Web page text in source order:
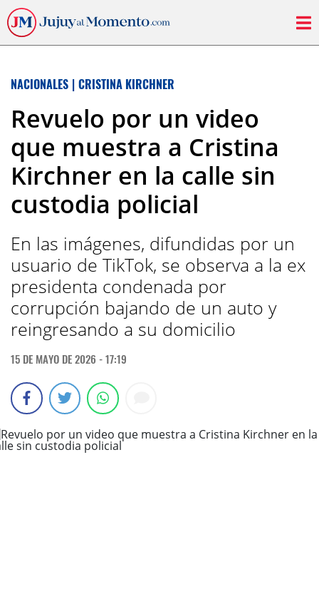
NACIONALES | CRISTINA KIRCHNER
Revuelo por un video
que muestra a Cristina
Kirchner en la calle sin
custodia policial
En las imágenes, difundidas por un
usuario de TikTok, se observa a la ex
presidenta condenada por
corrupción bajando de un auto y
reingresando a su domicilio
15 DE MAYO DE 2026 - 17:19